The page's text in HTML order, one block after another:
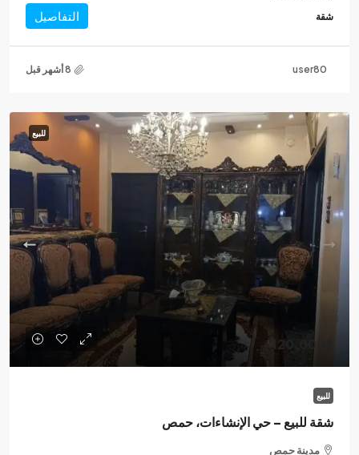
شقة التفاصيل
user80
للبيع
120,000$
للبيع
شقة للبيع – حي الإنشاءات، حمص
مدينة حمص